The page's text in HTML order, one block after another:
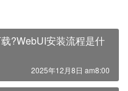
?WebUI安装流程是什
2025年12月8日 am8:00